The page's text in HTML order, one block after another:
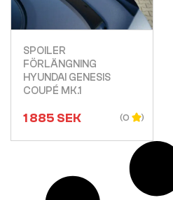
SPOILER
FÖRLÄNGNING
HYUNDAI GENESIS
COUPÉ MK.1
1 885 SEK (0
Visa